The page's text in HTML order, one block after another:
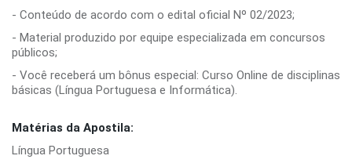
- Conteúdo de acordo com o edital oficial Nº 02/2023;
- Material produzido por equipe especializada em concursos
públicos;
- Você receberá um bônus especial: Curso Online de disciplinas
básicas (Língua Portuguesa e Informática).
Matérias da Apostila:
Língua Portuguesa